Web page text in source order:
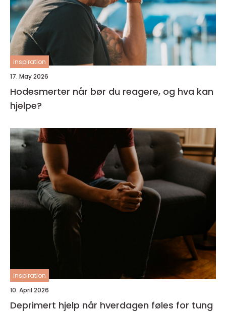
inspiration
17. May 2026
Hodesmerter når bør du reagere, og hva kan
hjelpe?
inspiration
10. April 2026
Deprimert hjelp når hverdagen føles for tung